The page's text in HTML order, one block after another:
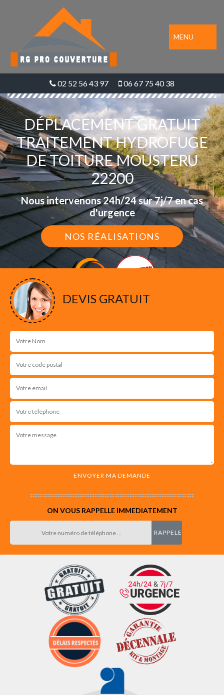
MENU
02 52 56 43 97 06 67 75 40 38
DÉPLACEMENT GRATUIT
TRAITEMENT HYDROFUGE
DE TOITURE MOUSTERU
22200
Nous intervenons 24h/24 sur 7j/7 en cas
d'urgence
NOS RÉALISATIONS
DEVIS GRATUIT
ON VOUS RAPPELLE IMMEDIATEMENT